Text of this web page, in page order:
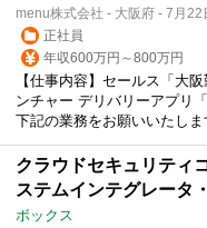
menu株式会社 - 大阪府 - 7月22
正社員
年収600万円～800万円
【仕事内容】セールス「大
ンチャー デリバリーアプリ
下記の業務をお願いいたし
クラウドセキュリティ
ステムインテグレータ
ボックス